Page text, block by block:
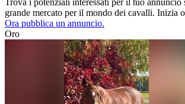
grande mercato per il mondo dei cavalli. Inizia
Ora pubblica un annuncio.
Oro